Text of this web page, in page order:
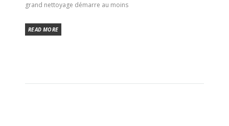
grand nettoyage démarre au moins
READ MORE